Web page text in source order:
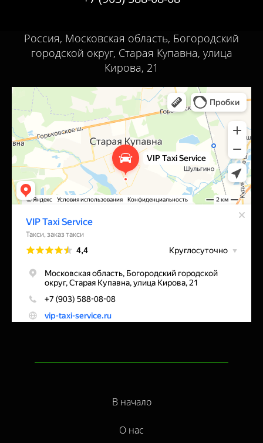
Россия, Московская область, Богородский
городской округ, Старая Купавна, улица
Кирова, 21
В начало
О нас